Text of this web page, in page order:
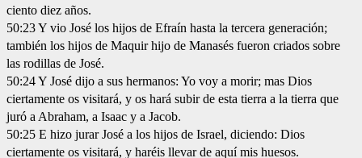
ciento diez años.
50:23 Y vio José los hijos de Efraín hasta la tercera generación;
también los hijos de Maquir hijo de Manasés fueron criados sobre
las rodillas de José.
50:24 Y José dijo a sus hermanos: Yo voy a morir; mas Dios
ciertamente os visitará, y os hará subir de esta tierra a la tierra que
juró a Abraham, a Isaac y a Jacob.
50:25 E hizo jurar José a los hijos de Israel, diciendo: Dios
ciertamente os visitará, y haréis llevar de aquí mis huesos.